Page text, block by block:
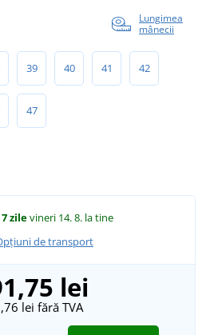
Lungimea
mânecii
39 40 41 42
47
zilevineri 14. 8. la tine
de transport
lei
lei fără TVA